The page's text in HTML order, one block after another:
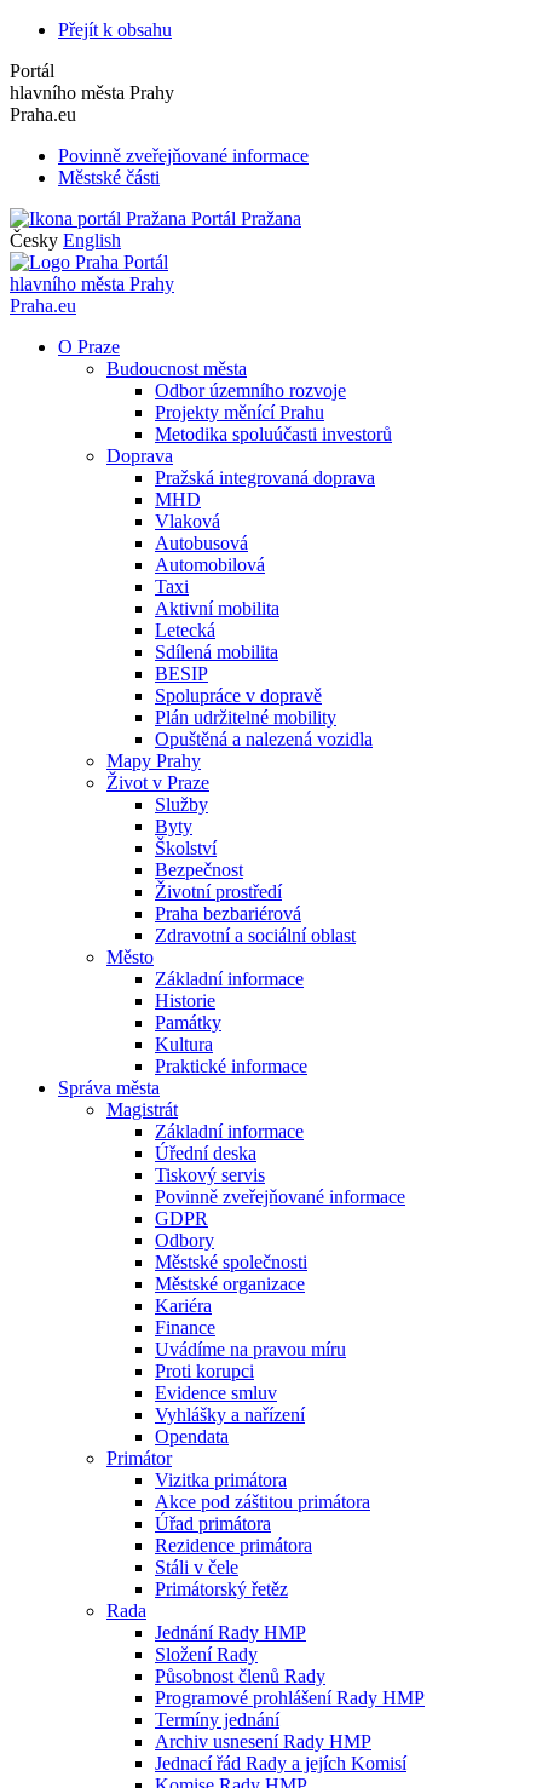
Přejít k obsahu
Portál
hlavního města Prahy
Praha.eu
Povinně zveřejňované informace
Městské části
Portál Pražana
Česky English
Portál
hlavního města Prahy
Praha.eu
O Praze
Budoucnost města
Odbor územního rozvoje
Projekty měnící Prahu
Metodika spoluúčasti investorů
Doprava
Pražská integrovaná doprava
MHD
Vlaková
Autobusová
Automobilová
Taxi
Aktivní mobilita
Letecká
Sdílená mobilita
BESIP
Spolupráce v dopravě
Plán udržitelné mobility
Opuštěná a nalezená vozidla
Mapy Prahy
Život v Praze
Služby
Byty
Školství
Bezpečnost
Životní prostředí
Praha bezbariérová
Zdravotní a sociální oblast
Město
Základní informace
Historie
Památky
Kultura
Praktické informace
Správa města
Magistrát
Základní informace
Úřední deska
Tiskový servis
Povinně zveřejňované informace
GDPR
Odbory
Městské společnosti
Městské organizace
Kariéra
Finance
Uvádíme na pravou míru
Proti korupci
Evidence smluv
Vyhlášky a nařízení
Opendata
Primátor
Vizitka primátora
Akce pod záštitou primátora
Úřad primátora
Rezidence primátora
Stáli v čele
Primátorský řetěz
Rada
Jednání Rady HMP
Složení Rady
Působnost členů Rady
Programové prohlášení Rady HMP
Termíny jednání
Archiv usnesení Rady HMP
Jednací řád Rady a jejích Komisí